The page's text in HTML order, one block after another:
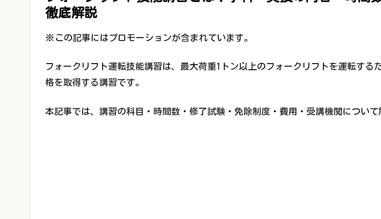
徹底解説
※この記事にはプロモーションが含まれています。
フォークリフト運転技能講習は、最大荷重1トン以上のフォークリフトを運転する
格を取得する講習です。
本記事では、講習の科目・時間数・修了試験・免除制度・費用・受講機関について